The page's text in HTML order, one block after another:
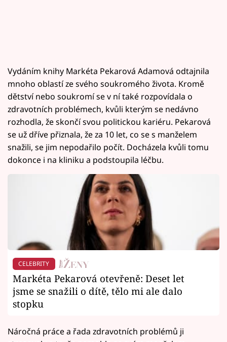
Vydáním knihy Markéta Pekarová Adamová odtajnila
mnoho oblastí ze svého soukromého života. Kromě
dětství nebo soukromí se v ní také rozpovídala o
zdravotních problémech, kvůli kterým se nedávno
rozhodla, že skončí svou politickou kariéru. Pekarová
se už dříve přiznala, že za 10 let, co se s manželem
snažili, se jim nepodařilo počít. Docházela kvůli tomu
dokonce i na kliniku a podstoupila léčbu.
CELEBRITY
Markéta Pekarová otevřeně: Deset let
jsme se snažili o dítě, tělo mi ale dalo
stopku
Náročná práce a řada zdravotních problémů ji